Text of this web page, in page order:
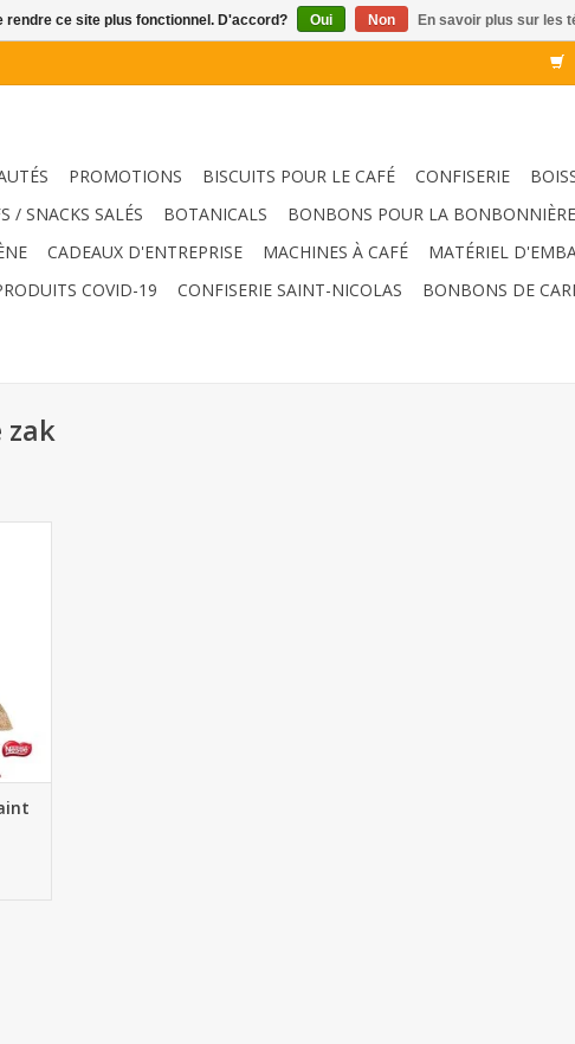
PROMOTIONS BISCUITS POUR LE CAFÉ CONFISERIE
/ SNACKS SALÉS
BOTANICALS BONBONS POUR LA BONBONNIÈRE
CADEAUX D'ENTREPRISE MACHINES À CAFÉ MATÉRIEL
COVID-19 CONFISERIE SAINT-NICOLAS BONBONS DE
zak
rendre ce site plus fonctionnel. D'accord? Oui Non En savoir plus sur les